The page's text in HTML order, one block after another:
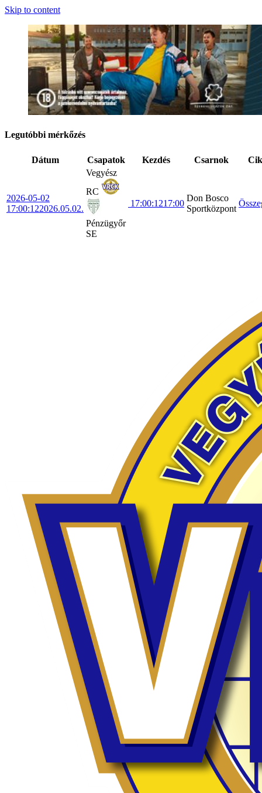
Skip to content
Legutóbbi mérkőzés
Dátum Csapatok Kezdés Csarnok
2026-05-02
17:00:122026.05.02.
Vegyész
RC
Pénzügyőr
SE
17:00:1217:00
Don Bosco
Sportközpont